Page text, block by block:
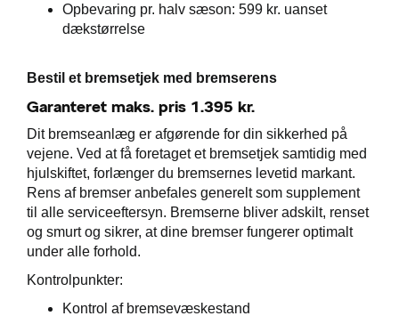
Opbevaring pr. halv sæson: 599 kr. uanset
dækstørrelse
Bestil et bremsetjek med bremserens
Garanteret maks. pris 1.395 kr.
Dit bremseanlæg er afgørende for din sikkerhed på
vejene. Ved at få foretaget et bremsetjek samtidig med
hjulskiftet, forlænger du bremsernes levetid markant.
Rens af bremser anbefales generelt som supplement
til alle serviceeftersyn. Bremserne bliver adskilt, renset
og smurt og sikrer, at dine bremser fungerer optimalt
under alle forhold.
Kontrolpunkter:
Kontrol af bremsevæskestand